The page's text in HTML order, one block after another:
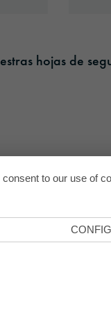
hojas de
to our use of